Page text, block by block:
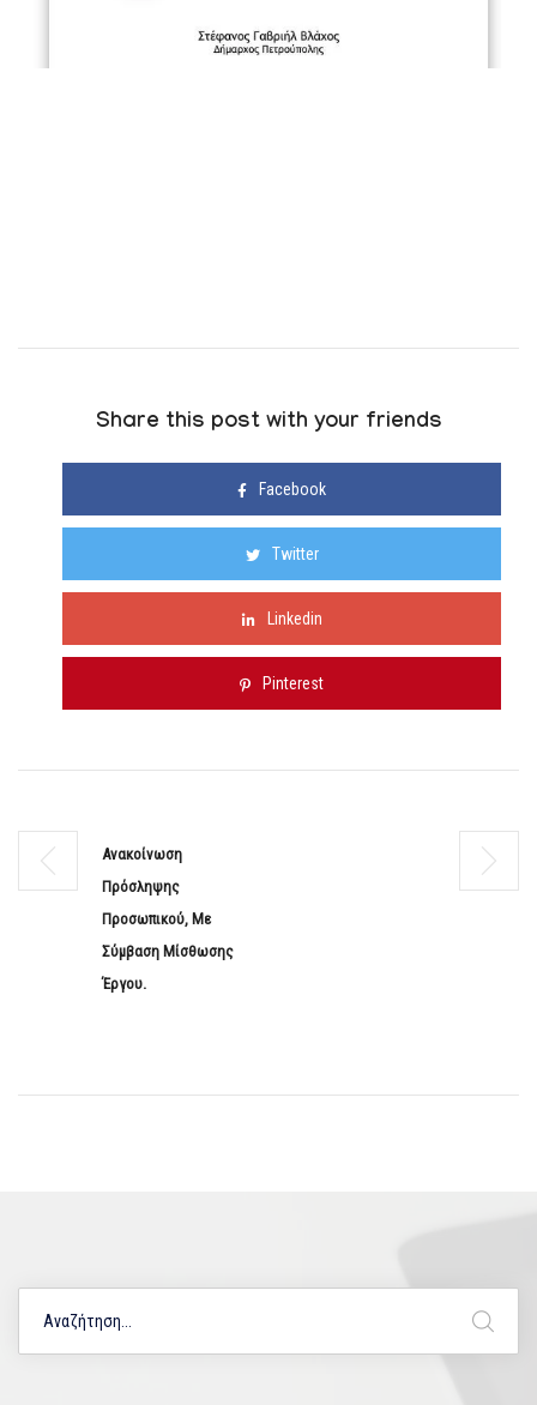
Share this post with your friends
Facebook
Twitter
Linkedin
Pinterest
Ανακοίνωση
Πρόσληψης
Προσωπικού, Με
Σύμβαση Μίσθωσης
Έργου.